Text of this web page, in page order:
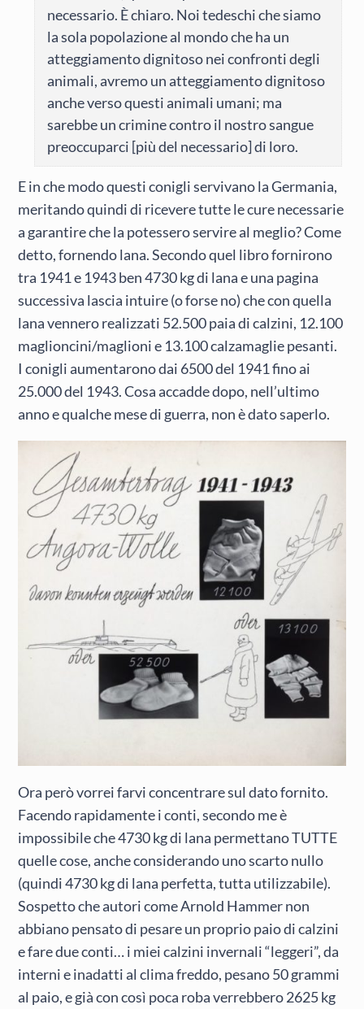
necessario. È chiaro. Noi tedeschi che siamo
la sola popolazione al mondo che ha un
atteggiamento dignitoso nei confronti degli
animali, avremo un atteggiamento dignitoso
anche verso questi animali umani; ma
sarebbe un crimine contro il nostro sangue
preoccuparci [più del necessario] di loro.
E in che modo questi conigli servivano la Germania,
meritando quindi di ricevere tutte le cure necessarie
a garantire che la potessero servire al meglio? Come
detto, fornendo lana. Secondo quel libro fornirono
tra 1941 e 1943 ben 4730 kg di lana e una pagina
successiva lascia intuire (o forse no) che con quella
lana vennero realizzati 52.500 paia di calzini, 12.100
maglioncini/maglioni e 13.100 calzamaglie pesanti.
I conigli aumentarono dai 6500 del 1941 fino ai
25.000 del 1943. Cosa accadde dopo, nell’ultimo
anno e qualche mese di guerra, non è dato saperlo.
Ora però vorrei farvi concentrare sul dato fornito.
Facendo rapidamente i conti, secondo me è
impossibile che 4730 kg di lana permettano TUTTE
quelle cose, anche considerando uno scarto nullo
(quindi 4730 kg di lana perfetta, tutta utilizzabile).
Sospetto che autori come Arnold Hammer non
abbiano pensato di pesare un proprio paio di calzini
e fare due conti… i miei calzini invernali “leggeri”, da
interni e inadatti al clima freddo, pesano 50 grammi
al paio, e già con così poca roba verrebbero 2625 kg